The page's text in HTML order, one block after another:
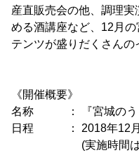
産直販売会の他、調理
める酒講座など、12月
テンツが盛りだくさんの
《開催概要》
名称 ： 『宮城のうま
日程 ： 2018年12月
(実施時間は実施